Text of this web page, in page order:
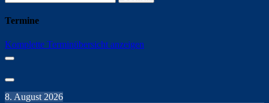
nach:
Termine
Komplette Terminübersicht anzeigen
8. August 2026